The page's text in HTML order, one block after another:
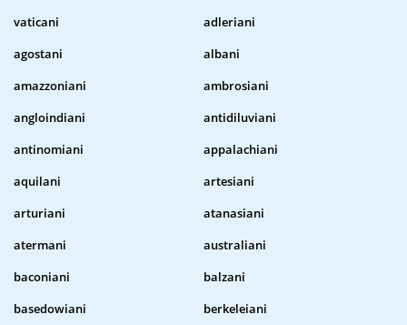
vaticani
adleriani
agostani
albani
amazzoniani
ambrosiani
angloindiani
antidiluviani
antinomiani
appalachiani
aquilani
artesiani
arturiani
atanasiani
atermani
australiani
baconiani
balzani
basedowiani
berkeleiani